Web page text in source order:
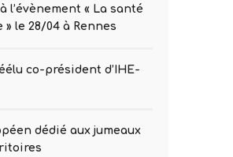
l’évènement « La santé
» le 28/04 à Rennes
co-président d’IHE-
dédié aux jumeaux